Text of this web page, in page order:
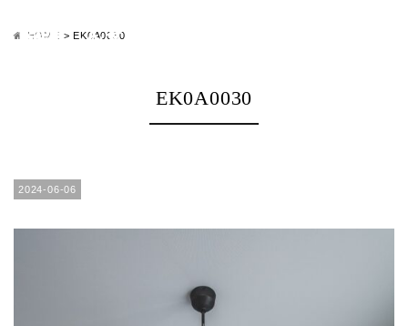
HOME > EK0A0030
EK0A0030
2024-06-06